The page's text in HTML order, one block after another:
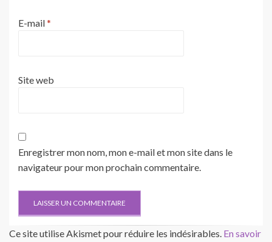
E-mail*
Site web
Enregistrer mon nom, mon e-mail et mon site dans le
navigateur pour mon prochain commentaire.
Ce site utilise Akismet pour réduire les indésirables. En savoir